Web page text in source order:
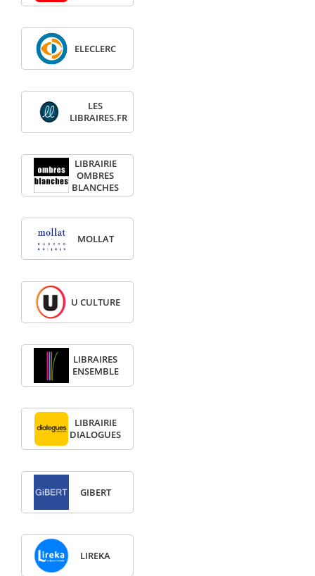
ELECLERC
LES
LIBRAIRES.FR
LIBRAIRIE
OMBRES
BLANCHES
MOLLAT
U CULTURE
LIBRAIRES
ENSEMBLE
LIBRAIRIE
DIALOGUES
GIBERT
LIREKA